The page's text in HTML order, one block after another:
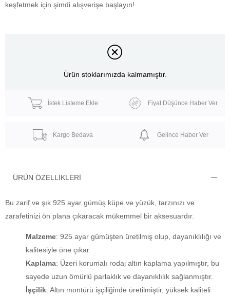
keşfetmek için şimdi alışverişe başlayın!
Ürün stoklarımızda kalmamıştır.
İstek Listeme Ekle Fiyat Düşünce Haber Ver
Kargo Bedava Gelince Haber Ver
ÜRÜN ÖZELLIKLERI
Bu zarif ve şık 925 ayar gümüş küpe ve yüzük, tarzınızı ve
zarafetinizi ön plana çıkaracak mükemmel bir aksesuardır.
Malzeme: 925 ayar gümüşten üretilmiş olup, dayanıklılığı ve
kalitesiyle öne çıkar.
Kaplama: Üzeri korumalı rodaj altın kaplama yapılmıştır, bu
sayede uzun ömürlü parlaklık ve dayanıklılık sağlanmıştır.
İşçilik: Altın montürü işçiliğinde üretilmiştir, yüksek kaliteli